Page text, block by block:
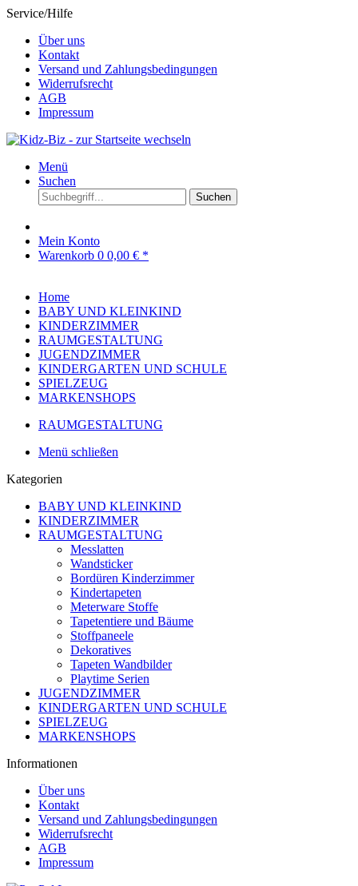
Service/Hilfe
Über uns
Kontakt
Versand und Zahlungsbedingungen
Widerrufsrecht
AGB
Impressum
Menü
Suchen
Suchen
Mein Konto
Warenkorb 0 0,00 € *
Home
BABY UND KLEINKIND
KINDERZIMMER
RAUMGESTALTUNG
JUGENDZIMMER
KINDERGARTEN UND SCHULE
SPIELZEUG
MARKENSHOPS
RAUMGESTALTUNG
Menü schließen
Kategorien
BABY UND KLEINKIND
KINDERZIMMER
RAUMGESTALTUNG
Messlatten
Wandsticker
Bordüren Kinderzimmer
Kindertapeten
Meterware Stoffe
Tapetentiere und Bäume
Stoffpaneele
Dekoratives
Tapeten Wandbilder
Playtime Serien
JUGENDZIMMER
KINDERGARTEN UND SCHULE
SPIELZEUG
MARKENSHOPS
Informationen
Über uns
Kontakt
Versand und Zahlungsbedingungen
Widerrufsrecht
AGB
Impressum